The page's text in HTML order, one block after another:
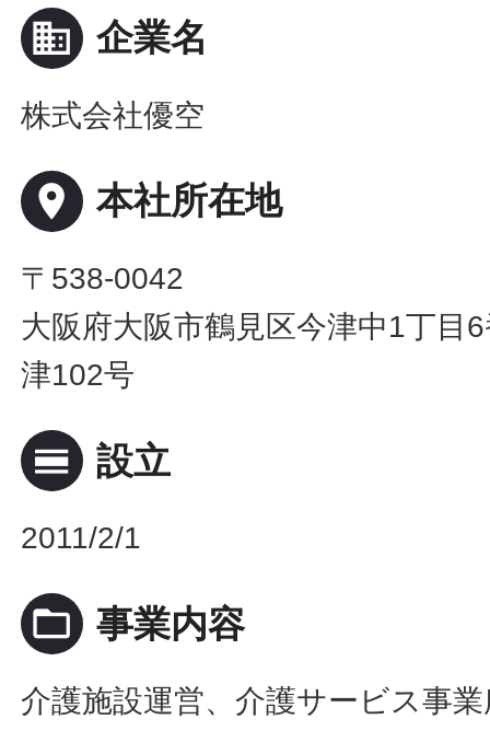
business 企業名
株式会社優空
place 本社所在地
〒538-0042
大阪府大阪市鶴見区今津中1丁目
津102号
calendar_view_day 設立
2011/2/1
folder_open 事業内容
介護施設運営、介護サービス事